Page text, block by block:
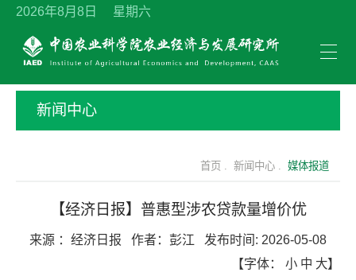
2026年8月8日 星期六
新闻中心
首页 . 新闻中心 . 媒体报道
【经济日报】普惠型涉农贷款量增价优
来源 ： 经济日报 作者： 彭江 发布时间: 2026-05-08
【字体： 小 中 大】